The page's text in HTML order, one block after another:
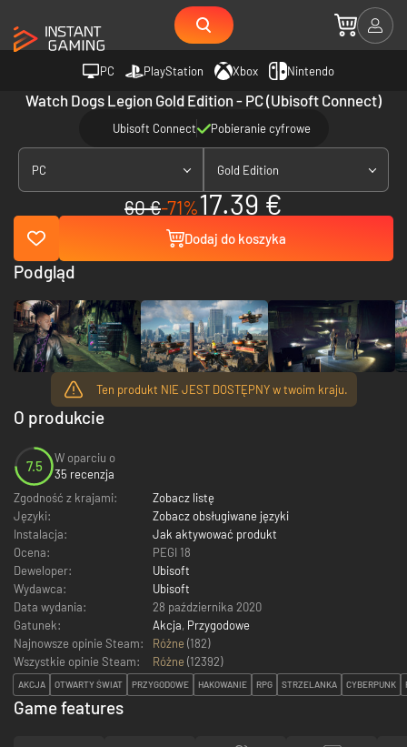
PC PlayStation Xbox Nintendo
Watch Dogs Legion Gold Edition - PC (Ubisoft Connect)
Ubisoft Connect Pobieranie cyfrowe
PC Gold Edition
60 €-71%17.39 €
Dodaj do koszyka
Ten produkt NIE JEST DOSTĘPNY w twoim kraju.
O produkcie
7.5
W oparciu o
35 recenzja
Zgodność z krajami:
Zobacz listę
Języki:
Zobacz obsługiwane języki
Instalacja:
Jak aktywować produkt
Ocena:
PEGI 18
Deweloper:
Ubisoft
Wydawca:
Ubisoft
Data wydania:
28 października 2020
Gatunek:
Akcja, Przygodowe
Najnowsze opinie Steam:
Różne (182)
Wszystkie opinie Steam:
Różne (12392)
AKCJA OTWARTY ŚWIAT PRZYGODOWE HAKOWANIE RPG STRZELANKA CYBERPUNK
Podgląd
Game features